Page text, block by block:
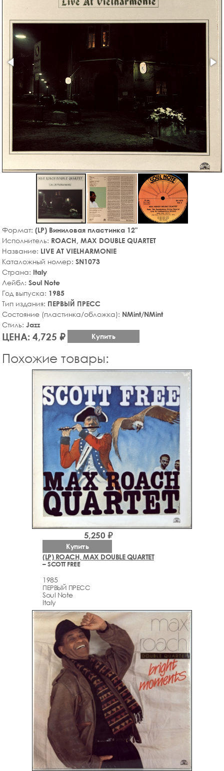
Формат: (LP) Виниловая пластинка 12"
Исполнитель: ROACH, MAX DOUBLE QUARTET
Название: LIVE AT VIELHARMONIE
Каталожный номер: SN1073
Страна: Italy
Лейбл: Soul Note
Год выпуска: 1985
Тип издания: ПЕРВЫЙ ПРЕСС
Состояние (пластинка/обложка): NMint/NMint
Стиль: Jazz
ЦЕНА: 4,725 ₽ Купить
Похожие товары:
(LP) ROACH, MAX DOUBLE QUARTET
– SCOTT FREE
1985
ПЕРВЫЙ ПРЕСС
Soul Note
Italy
5,250 ₽
Купить